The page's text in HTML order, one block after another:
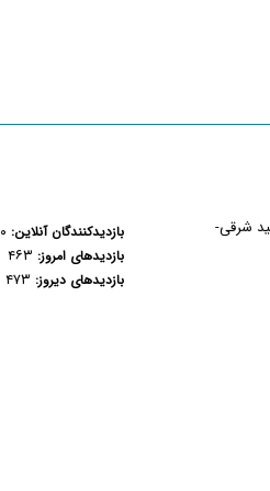
شرقی-
بازدیدکنندگان آنلاین: ۰
بازدیدهای امروز: ۴۶۳
بازدیدهای دیروز: ۴۷۳